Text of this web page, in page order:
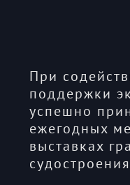
При
поддержки
успешно
ежегодных
выставках